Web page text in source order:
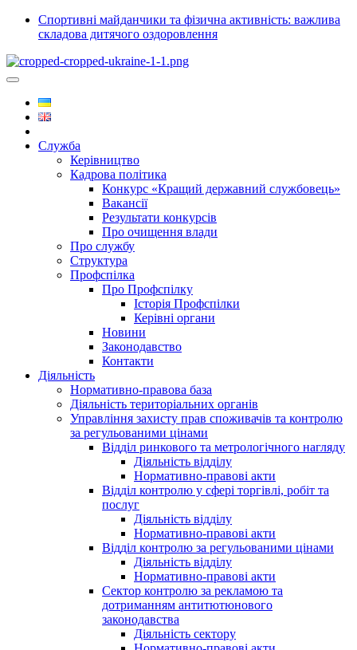
Спортивні майданчики та фізична активність: важлива
складова дитячого оздоровлення
Служба
Керівництво
Кадрова політика
Конкурс «Кращий державний службовець»
Вакансії
Результати конкурсів
Про очищення влади
Про службу
Структура
Профспілка
Про Профспілку
Історія Профспілки
Керівні органи
Новини
Законодавство
Контакти
Діяльність
Нормативно-правова база
Діяльність територіальних органів
Управління захисту прав споживачів та контролю
за регульованими цінами
Відділ ринкового та метрологічного нагляду
Діяльність відділу
Нормативно-правові акти
Відділ контролю у сфері торгівлі, робіт та
послуг
Діяльність відділу
Нормативно-правові акти
Відділ контролю за регульованими цінами
Діяльність відділу
Нормативно-правові акти
Сектор контролю за рекламою та
дотриманням антитютюнового
законодавства
Діяльність сектору